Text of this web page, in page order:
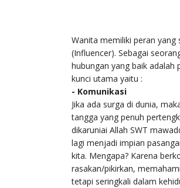
Wanita memiliki peran
(Influencer). Sebagai
hubungan yang baik adalah
kunci utama yaitu :
- Komunikasi
Jika ada surga di dunia,
tangga yang penuh
dikaruniai Allah SWT
lagi menjadi impian
kita. Mengapa? Karena
rasakan/pikirkan,
tetapi seringkali dalam